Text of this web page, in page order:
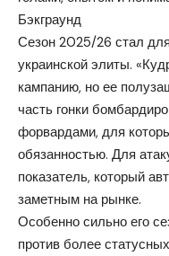
Бэкграунд
Сезон 2025/26 стал
украинской элиты.
кампанию, но ее
часть гонки
форвардами, для
обязанностью. Для
показатель, который
заметным на рынке.
Особенно сильно его
против более